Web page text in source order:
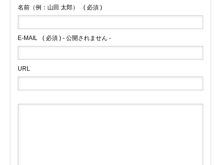
名前（例：山田 太郎） ( 必須 )
E-MAIL ( 必須 ) - 公開されません -
URL